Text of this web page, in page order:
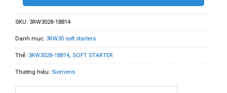
SKU: 3RW3028-1BB14
Danh mục: 3RW30 soft starters
Thẻ: 3RW3028-1BB14, SOFT STARTER
Thương hiệu: Siemens